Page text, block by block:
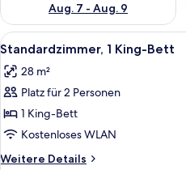
Aug. 7 - Aug. 9
Alle
Fotos
für
Standardzimmer,
1 King-
Bett
anzeigen
6
Standardzimmer, 1 King-Bett
28 m²
Platz für 2 Personen
1 King-Bett
Kostenloses WLAN
Weitere Details
Weitere